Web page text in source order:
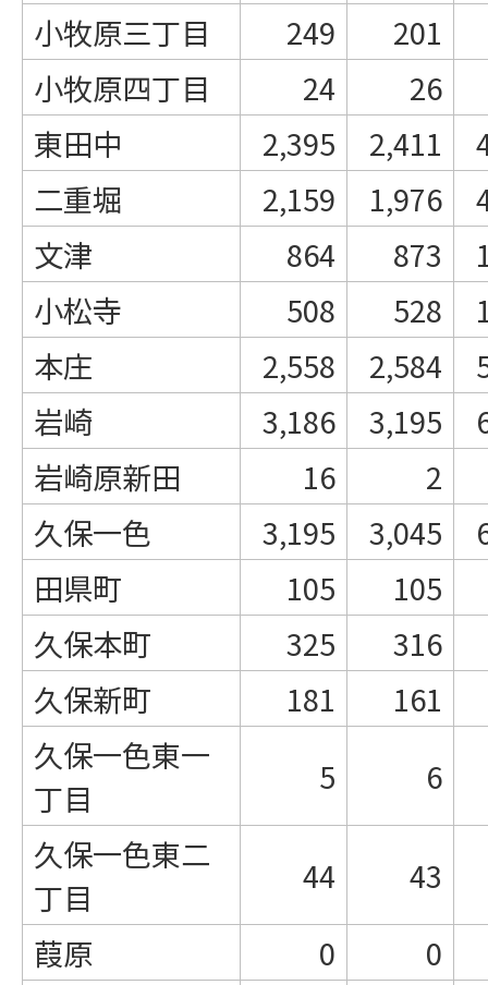
小牧原三丁目
249
201
小牧原四丁目
24
26
東田中
2,395 2,411
二重堀
2,159 1,976
文津
864 873
小松寺
508 528
本庄
2,558 2,584
岩崎
3,186 3,195
岩崎原新田
16
2
久保一色
3,195 3,045
田県町
105
105
久保本町
325
316
久保新町
181
161
久保一色東一
丁目
5
6
久保一色東二
丁目
44
43
葭原
0
0